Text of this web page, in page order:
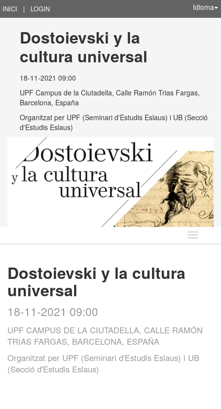
INICI | LOGIN Idioma
Dostoievski y la
cultura universal
18-11-2021 09:00
UPF Campus de la Ciutadella, Calle Ramón Trias Fargas,
Barcelona, España
Organitzat per UPF (Seminari d'Estudis Eslaus) i UB (Secció
d'Estudis Eslaus)
Idioma
Dostoievski y la cultura
universal
18-11-2021 09:00
UPF CAMPUS DE LA CIUTADELLA, CALLE RAMÓN
TRIAS FARGAS, BARCELONA, ESPAÑA
Organitzat per UPF (Seminari d'Estudis Eslaus) i UB
(Secció d'Estudis Eslaus)